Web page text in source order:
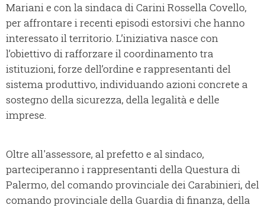
Mariani e con la sindaca di Carini Rossella Covello,
per affrontare i recenti episodi estorsivi che hanno
interessato il territorio. L’iniziativa nasce con
l’obiettivo di rafforzare il coordinamento tra
istituzioni, forze dell’ordine e rappresentanti del
sistema produttivo, individuando azioni concrete a
sostegno della sicurezza, della legalità e delle
imprese.
Oltre all'assessore, al prefetto e al sindaco,
parteciperanno i rappresentanti della Questura di
Palermo, del comando provinciale dei Carabinieri, del
comando provinciale della Guardia di finanza, della